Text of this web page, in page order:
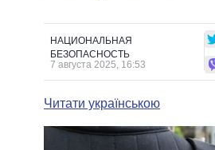
НАЦИОНАЛЬНАЯ
БЕЗОПАСНОСТЬ
7 августа 2025, 16:53
Читати українською